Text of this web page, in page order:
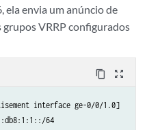
envia um anúncio de
VRRP configurados
content_copy zoom_out_map
interface ge-0/0/1.0]